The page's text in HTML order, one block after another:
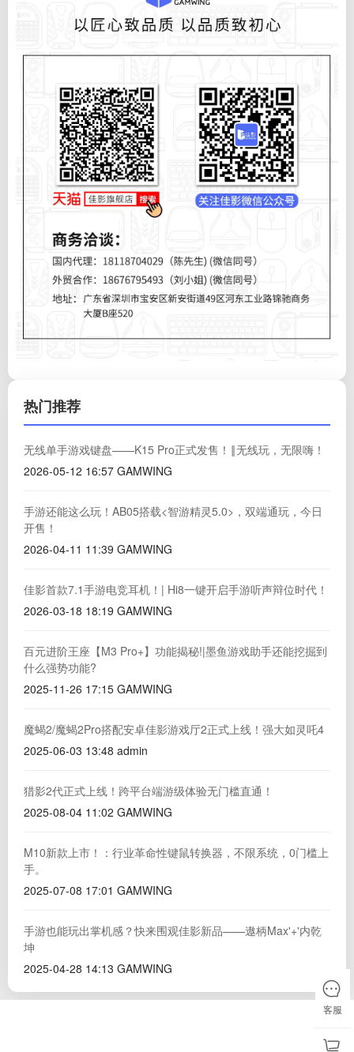
热门推荐
无线单手游戏键盘——K15 Pro正式发售！‖无线玩，无限嗨！
2026-05-12 16:57 GAMWING
手游还能这么玩！AB05搭载<智游精灵5.0>，双端通玩，今日
开售！
2026-04-11 11:39 GAMWING
佳影首款7.1手游电竞耳机！| Hi8一键开启手游听声辩位时代！
2026-03-18 18:19 GAMWING
百元进阶王座【M3 Pro+】功能揭秘!|墨鱼游戏助手还能挖掘到
什么强势功能?
2025-11-26 17:15 GAMWING
魔蝎2/魔蝎2Pro搭配安卓佳影游戏厅2正式上线！强大如灵吒4
2025-06-03 13:48 admin
猎影2代正式上线！跨平台端游级体验无门槛直通！
2025-08-04 11:02 GAMWING
M10新款上市！：行业革命性键鼠转换器，不限系统，0门槛上
手。
2025-07-08 17:01 GAMWING
手游也能玩出掌机感？快来围观佳影新品——遨柄Max'+'内乾
坤
2025-04-28 14:13 GAMWING
客服